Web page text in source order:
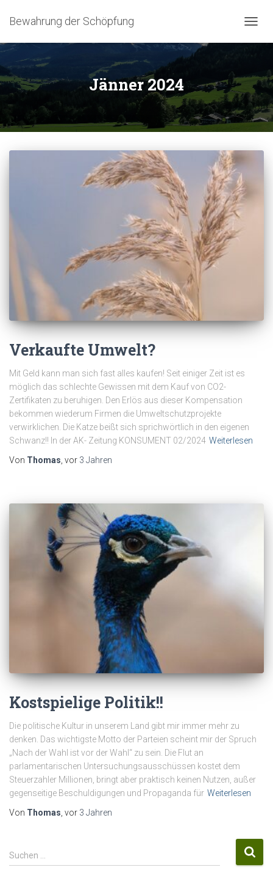
Bewahrung der Schöpfung
Jänner 2024
Verkaufte Umwelt?
Mit Geld kann man sich fast alles kaufen! Seit einiger Zeit ist es
möglich das schlechte Gewissen mit dem Kauf von CO2-
Zertifikaten zu beruhigen. Den Erlös aus dieser Kompensation
bekommen wiederum Firmen die Umweltschutzprojekte
verwirklichen. Die Katze beißt sich sprichwörtlich in den eigenen
Schwanz!! In der AK- Zeitung KONSUMENT 02/2024 Weiterlesen
Von Thomas , vor 3 Jahren
Kostspielige Politik!!
Die politische Kultur in unserem Land gibt mir immer mehr zu
denken. Das wichtigste Motto der Parteien scheint mir der Spruch
„Nach der Wahl ist vor der Wahl“ zu sein. Die Flut an
parlamentarischen Untersuchungsausschüssen kostet dem
Steuerzahler Millionen, bringt aber praktisch keinen Nutzen, außer
gegenseitige Beschuldigungen und Propaganda für Weiterlesen
Von Thomas, vor 3 Jahren
S
u
Suchen …